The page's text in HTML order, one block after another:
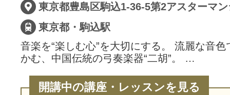
東京都豊島区駒込1-36-5第2アスターマ
東京都・駒込駅
音楽を“楽しむ心”を大切にする。 流麗な音
かむ、中国伝統の弓奏楽器“二胡”。 …
開講中の講座・レッスンを見る